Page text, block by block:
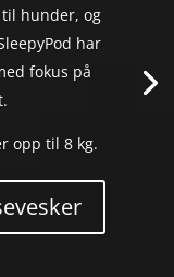
hunder, og
har
fokus på
opp til 8 kg.